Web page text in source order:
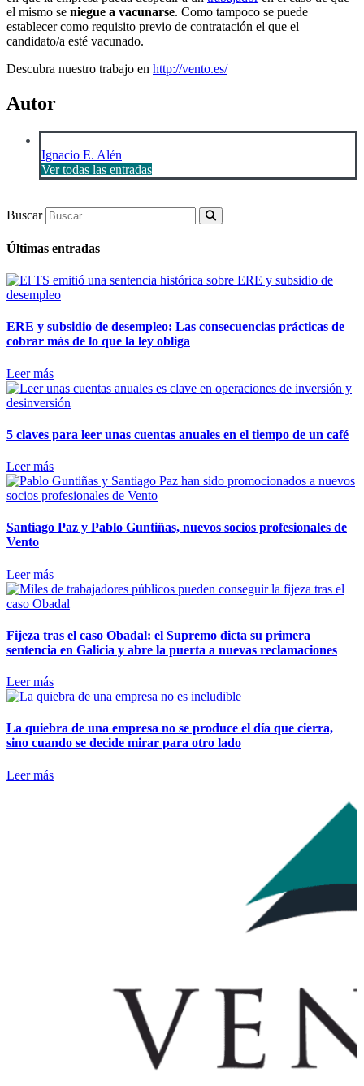
el mismo se niegue a vacunarse. Como tampoco se puede
establecer como requisito previo de contratación el que el
candidato/a esté vacunado.
Descubra nuestro trabajo en http://vento.es/
Autor
Ignacio E. Alén
Ver todas las entradas
Buscar
Últimas entradas
ERE y subsidio de desempleo: Las consecuencias prácticas de
cobrar más de lo que la ley obliga
Leer más
5 claves para leer unas cuentas anuales en el tiempo de un café
Leer más
Santiago Paz y Pablo Guntiñas, nuevos socios profesionales de
Vento
Leer más
Fijeza tras el caso Obadal: el Supremo dicta su primera
sentencia en Galicia y abre la puerta a nuevas reclamaciones
Leer más
La quiebra de una empresa no se produce el día que cierra,
sino cuando se decide mirar para otro lado
Leer más